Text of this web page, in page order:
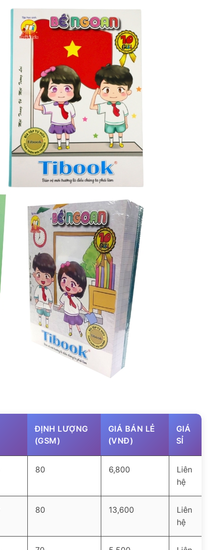
ĐỊNH LƯỢNG
(GSM)
GIÁ BÁN LẺ
(VNĐ)
GIÁ
SỈ
80 6,800
Liên
hệ
80 13,600
Liên
hệ